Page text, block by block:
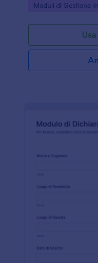
risposte.
Go to Category:
Moduli di Gestione